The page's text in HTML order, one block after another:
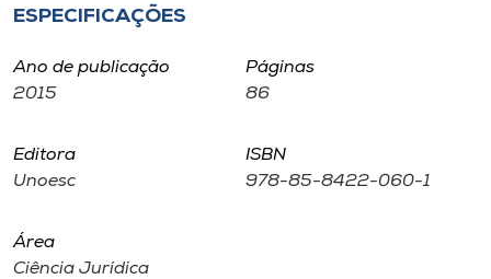
o idioma
ESPECIFICAÇÕES
Ano de publicação
2015
Páginas
86
Editora
Unoesc
ISBN
978-85-8422-060-1
Área
Ciência Jurídica